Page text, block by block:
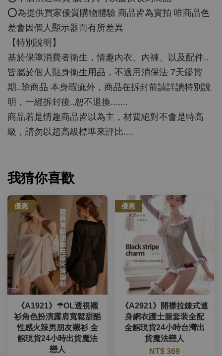
⭕️為提供買家優質購物體驗 商品皆為實拍 唯商品色
差會因個人顯示器而有所差異
【特別說明】
基於保障消費者衛生，情趣內衣、內褲、以及配件..
皆屬於個人貼身衛生用品，不適用消保法 7天鑑賞
期..除商品 本身瑕疵外，商品在拆封前請詳讀特別說
明，一經拆封後..恕不退換.......
商品若是情趣商品皆以為主，材質絕對不會是特高
級，請勿以超高級標準來評比....
我猜你喜歡
優惠
《A1921》☂OL透視襯
衫角色扮演露肩寬鬆甜酷
性感火辣男朋友襯衫 全
館現貨24小時出貨魔法
戀人
優惠
《A2921》開襟拉錬式連
身網衣護士服套装全配
全館現貨24小時台灣出
貨魔法戀人
NT$ 369